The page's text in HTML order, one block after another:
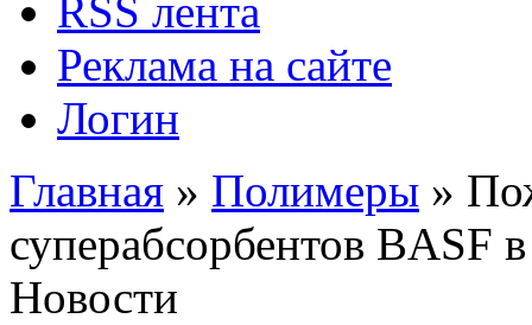
RSS лента
Реклама на сайте
Логин
Главная » Полимеры »
суперабсорбентов BASF
Новости